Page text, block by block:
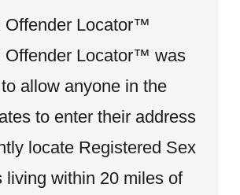
Offender Locator™
Offender Locator™ was
allow anyone in the
to enter their address
locate Registered Sex
living within 20 miles of